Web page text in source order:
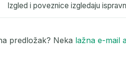
Izgled i poveznice izgledaju
predložak? Neka lažna e-mail